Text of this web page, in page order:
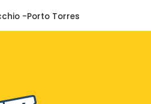
-Porto Torres